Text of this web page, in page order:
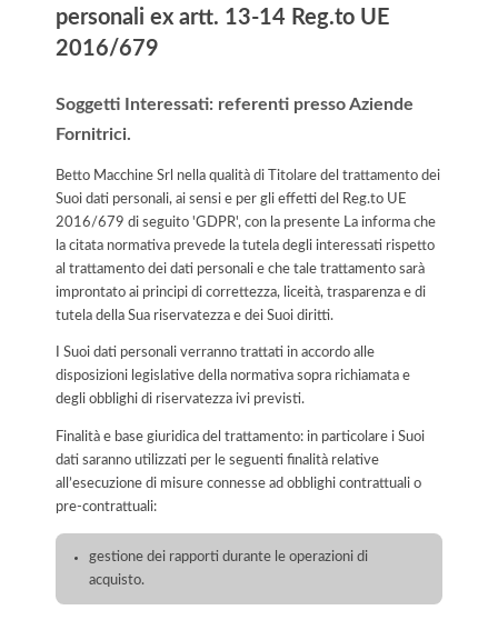
personali ex artt. 13-14 Reg.to UE
2016/679
Soggetti Interessati: referenti presso Aziende
Fornitrici.
Betto Macchine Srl nella qualità di Titolare del trattamento dei
Suoi dati personali, ai sensi e per gli effetti del Reg.to UE
2016/679 di seguito 'GDPR', con la presente La informa che
la citata normativa prevede la tutela degli interessati rispetto
al trattamento dei dati personali e che tale trattamento sarà
improntato ai principi di correttezza, liceità, trasparenza e di
tutela della Sua riservatezza e dei Suoi diritti.
I Suoi dati personali verranno trattati in accordo alle
disposizioni legislative della normativa sopra richiamata e
degli obblighi di riservatezza ivi previsti.
Finalità e base giuridica del trattamento: in particolare i Suoi
dati saranno utilizzati per le seguenti finalità relative
all’esecuzione di misure connesse ad obblighi contrattuali o
pre-contrattuali:
gestione dei rapporti durante le operazioni di
acquisto.